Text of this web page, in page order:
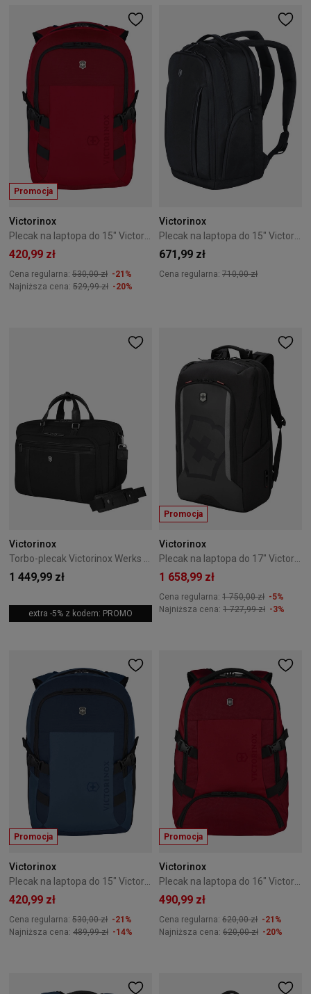
Promocja
Victorinox
420,99 zł
Cena regularna: 530,00 zł -21%
Najniższa cena: 529,99 zł -20%
Victorinox
671,99 zł
Cena regularna: 710,00 zł
Victorinox
1 449,99 zł
extra -5% z kodem: PROMO
Promocja
Victorinox
1 658,99 zł
Cena regularna: 1 750,00 zł -5%
Najniższa cena: 1 727,99 zł -3%
Promocja
Victorinox
Plecak na laptopa do 15" Victorinox VX Sport EVO Compact Granatowy
420,99 zł
Cena regularna: 530,00 zł -21%
Najniższa cena: 489,99 zł -14%
Promocja
Victorinox
Plecak na laptopa do 16" Victorinox VX Sport EVO Deluxe Czerwony
490,99 zł
Cena regularna: 620,00 zł -21%
Najniższa cena: 620,00 zł -20%